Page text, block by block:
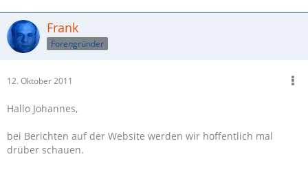
Frank
Forengründer
12. Oktober 2011
Hallo Johannes,
bei Berichten auf der Website werden wir hoffentlich mal
drüber schauen.